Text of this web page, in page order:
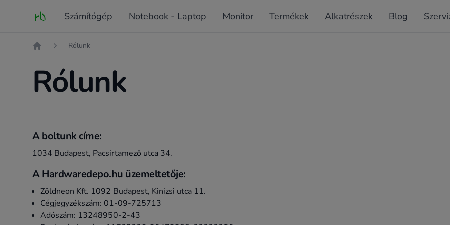
Fő oldal Számítógép Notebook - Laptop Monitor Termékek Alkatrészek Blog
Rólunk
Rólunk
A boltunk címe:
1034 Budapest, Pacsirtamező utca 34.
A Hardwaredepo.hu üzemeltetője:
Zöldneon Kft. 1092 Budapest, Kinizsi utca 11.
Cégjegyzékszám: 01-09-725713
Adószám: 13248950-2-43